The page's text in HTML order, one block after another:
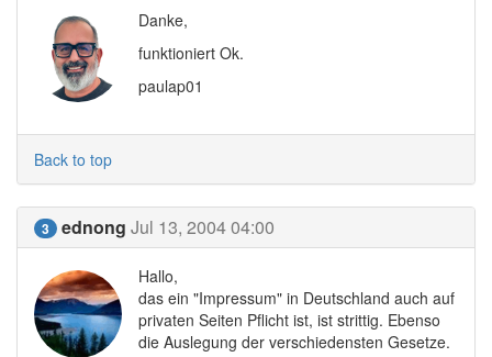
Danke,
funktioniert Ok.
paulap01
Back to top
3 ednong Jul 13, 2004 04:00
Hallo,
das ein "Impressum" in Deutschland auch auf
privaten Seiten Pflicht ist, ist strittig. Ebenso
die Auslegung der verschiedensten Gesetze.